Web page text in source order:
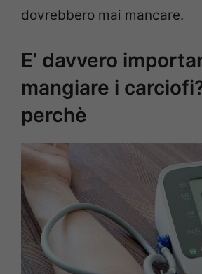
dovrebbero mai mancare.
E’ davvero
mangiare i
perchè